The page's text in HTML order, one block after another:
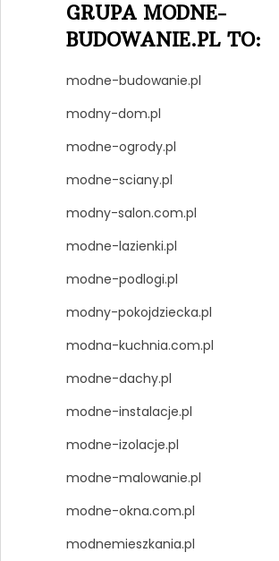
GRUPA MODNE-
BUDOWANIE.PL TO:
modne-budowanie.pl
modny-dom.pl
modne-ogrody.pl
modne-sciany.pl
modny-salon.com.pl
modne-lazienki.pl
modne-podlogi.pl
modny-pokojdziecka.pl
modna-kuchnia.com.pl
modne-dachy.pl
modne-instalacje.pl
modne-izolacje.pl
modne-malowanie.pl
modne-okna.com.pl
modnemieszkania.pl